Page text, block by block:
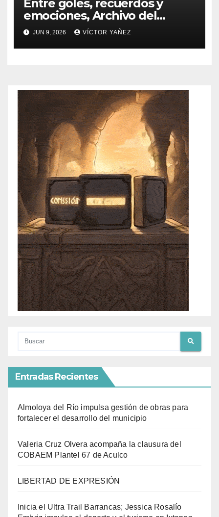
Entre goles, recuerdos y
emociones, Archivo del
PJEdomex inauguró
exposición
JUN 9, 2026 VÍCTOR YAÑEZ
Entradas Recientes
Almoloya del Río impulsa gestión de obras para
fortalecer el desarrollo del municipio
Valeria Cruz Olvera acompaña la clausura del
COBAEM Plantel 67 de Aculco
LIBERTAD DE EXPRESIÓN
Inicia el Ultra Trail Barrancas; Jessica Rosalío